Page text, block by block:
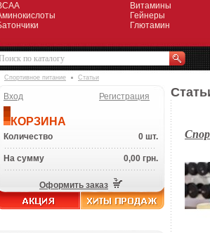
Витамины
Гейнеры
Глютамин
Спортивное питание Статьи
Вход Регистрация
КОРЗИНА
Количество 0 шт.
На сумму 0,00 грн.
Оформить заказ